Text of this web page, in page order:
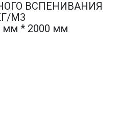
ВСПЕНИВАНИЯ
М3
мм * 2000 мм